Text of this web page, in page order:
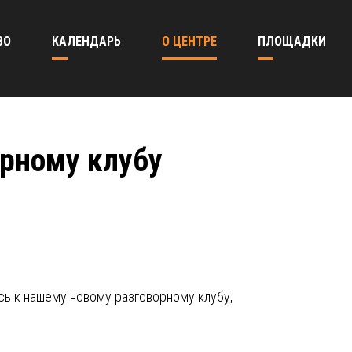
КАЛЕНДАРЬ О ЦЕНТРЕ ПЛОЩАДКИ
клубу
к нашему новому разговорному клубу,